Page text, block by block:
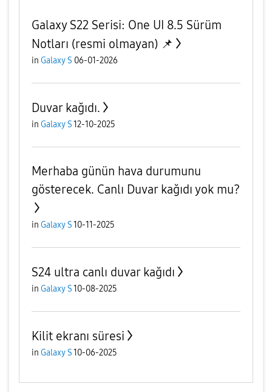
Galaxy S22 Serisi: One UI 8.5 Sürüm
Notları (resmi olmayan) 📌
in Galaxy S 06-01-2026
Duvar kağıdı.
in Galaxy S12-10-2025
Merhaba günün hava durumunu
gösterecek. Canlı Duvar kağıdı yok mu?
in Galaxy S10-11-2025
S24 ultra canlı duvar kağıdı
in Galaxy S10-08-2025
Kilit ekranı süresi
in Galaxy S10-06-2025